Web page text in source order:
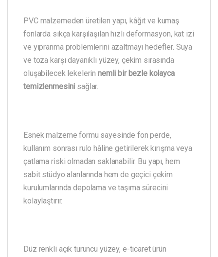
PVC malzemeden üretilen yapı, kâğıt ve kumaş
fonlarda sıkça karşılaşılan hızlı deformasyon, kat izi
ve yıpranma problemlerini azaltmayı hedefler. Suya
ve toza karşı dayanıklı yüzey, çekim sırasında
oluşabilecek lekelerin nemli bir bezle kolayca
temizlenmesini sağlar.
Esnek malzeme formu sayesinde fon perde,
kullanım sonrası rulo hâline getirilerek kırışma veya
çatlama riski olmadan saklanabilir. Bu yapı, hem
sabit stüdyo alanlarında hem de geçici çekim
kurulumlarında depolama ve taşıma sürecini
kolaylaştırır.
Düz renkli açık turuncu yüzey, e-ticaret ürün